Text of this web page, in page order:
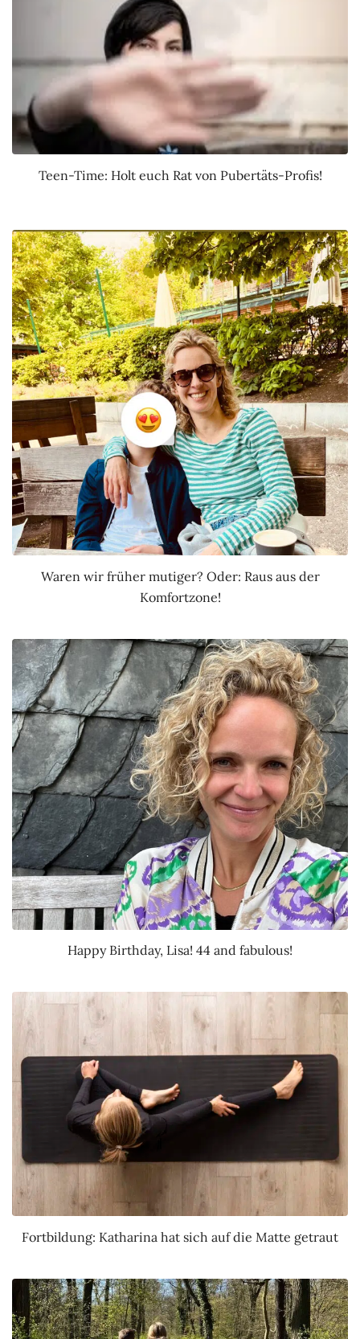
Teen-Time: Holt euch Rat von Pubertäts-Profis!
Waren wir früher mutiger? Oder: Raus aus der
Komfortzone!
Happy Birthday, Lisa! 44 and fabulous!
Fortbildung: Katharina hat sich auf die Matte getraut